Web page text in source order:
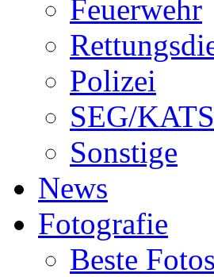
Feuerwehr
Polizei
SEG/KATS
Sonstige
News
Fotografie
Beste Fotos